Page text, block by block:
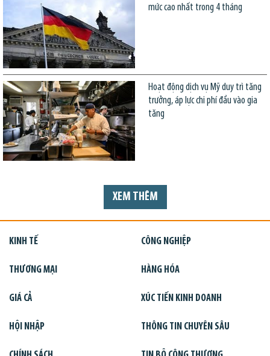
mức cao nhất trong 4 tháng
Hoạt động dịch vụ Mỹ duy trì tăng
trưởng, áp lực chi phí đầu vào gia
tăng
XEM THÊM
KINH TẾ CÔNG NGHIỆP
THƯƠNG MẠI HÀNG HÓA
GIÁ CẢ XÚC TIẾN KINH DOANH
HỘI NHẬP THÔNG TIN CHUYÊN SÂU